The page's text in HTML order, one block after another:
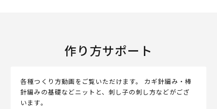
作り方サポート
各種つくり方動画をご覧いただけます。 カギ針編み・棒
針編みの基礎などニットと、刺し子の刺し方などがござ
います。